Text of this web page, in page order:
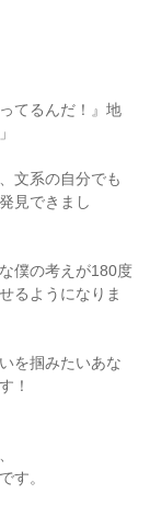
てるんだ！』地
文系の自分でも
見できまし
僕の考えが180度
るようになりま
を掴みたいあな
！
す。